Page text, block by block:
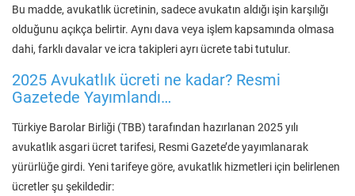
Bu madde, avukatlık ücretinin, sadece avukatın aldığı işin karşılığı
olduğunu açıkça belirtir. Aynı dava veya işlem kapsamında olmasa
dahi, farklı davalar ve icra takipleri ayrı ücrete tabi tutulur.
2025 Avukatlık ücreti ne kadar? Resmi
Gazetede Yayımlandı…
Türkiye Barolar Birliği (TBB) tarafından hazırlanan 2025 yılı
avukatlık asgari ücret tarifesi, Resmi Gazete’de yayımlanarak
yürürlüğe girdi. Yeni tarifeye göre, avukatlık hizmetleri için belirlenen
ücretler şu şekildedir: